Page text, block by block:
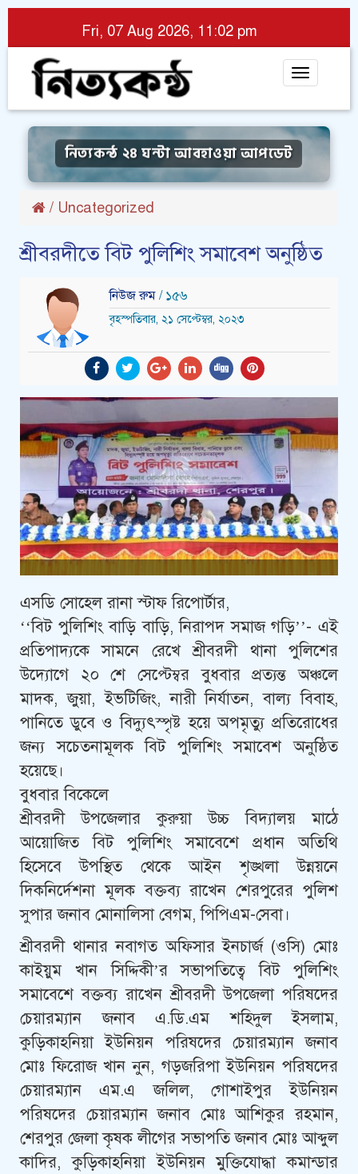
Fri, 07 Aug 2026, 11:02 pm
Toggle
নিত্যকন্ঠ ২৪ ঘন্টা আবহাওয়া আপডেট
/ Uncategorized
শ্রীবরদীতে বিট পুলিশিং সমাবেশ অনুষ্ঠিত
নিউজ রুম / ১৫৬
বৃহস্পতিবার, ২১ সেপ্টেম্বর, ২০২৩
এসডি সোহেল রানা স্টাফ রিপোর্টার,
‘‘বিট পুলিশিং বাড়ি বাড়ি, নিরাপদ সমাজ গড়ি’’- এই
প্রতিপাদ্যকে সামনে রেখে শ্রীবরদী থানা পুলিশের
উদ্যোগে ২০ শে সেপ্টেম্বর বুধবার প্রত্যন্ত অঞ্চলে
মাদক, জুয়া, ইভটিজিং, নারী নির্যাতন, বাল্য বিবাহ,
পানিতে ডুবে ও বিদ্যুৎস্পৃষ্ট হয়ে অপমৃত্যু প্রতিরোধের
জন্য সচেতনামূলক বিট পুলিশিং সমাবেশ অনুষ্ঠিত
হয়েছে।
বুধবার বিকেলে
শ্রীবরদী উপজেলার কুরুয়া উচ্চ বিদ্যালয় মাঠে
আয়োজিত বিট পুলিশিং সমাবেশে প্রধান অতিথি
হিসেবে উপস্থিত থেকে আইন শৃঙ্খলা উন্নয়নে
দিকনির্দেশনা মূলক বক্তব্য রাখেন শেরপুরের পুলিশ
সুপার জনাব মোনালিসা বেগম, পিপিএম-সেবা।
শ্রীবরদী থানার নবাগত অফিসার ইনচার্জ (ওসি) মোঃ
কাইয়ুম খান সিদ্দিকী’র সভাপতিত্বে বিট পুলিশিং
সমাবেশে বক্তব্য রাখেন শ্রীবরদী উপজেলা পরিষদের
চেয়ারম্যান জনাব এ.ডি.এম শহিদুল ইসলাম,
কুড়িকাহনিয়া ইউনিয়ন পরিষদের চেয়ারম্যান জনাব
মোঃ ফিরোজ খান নুন, গড়জরিপা ইউনিয়ন পরিষদের
চেয়ারম্যান এম.এ জলিল, গোশাইপুর ইউনিয়ন
পরিষদের চেয়ারম্যান জনাব মোঃ আশিকুর রহমান,
শেরপুর জেলা কৃষক লীগের সভাপতি জনাব মোঃ আব্দুল
কাদির, কুড়িকাহনিয়া ইউনিয়ন মুক্তিযোদ্ধা কমান্ডার